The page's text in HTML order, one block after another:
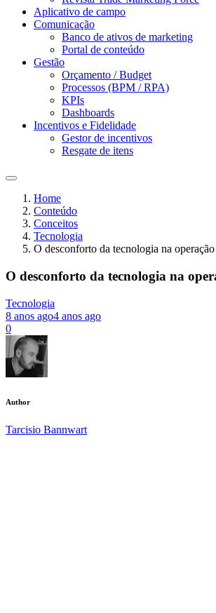
Aplicativo de campo
Comunicação
Banco de ativos de marketing
Portal de conteúdo
Gestão
Orçamento / Budget
Processos (BPM / RPA)
KPIs
Dashboards
Incentivos e Fidelidade
Gestor de incentivos
Resgate de itens
Home
Conteúdo
Conceitos
Tecnologia
O desconforto da tecnologia na
O desconforto da tecnologia na
Tecnologia
8 anos ago4 anos ago
0
Author
Tarcisio Bannwart